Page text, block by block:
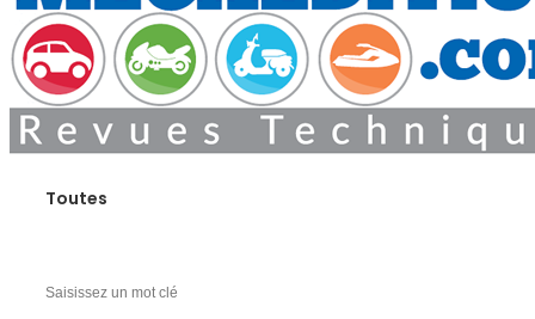
Toutes